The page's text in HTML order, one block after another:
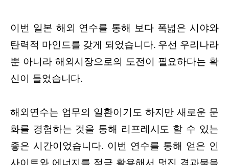
이번 일본 해외 연수를 통해 보다 폭넓은 시야와
탄력적 마인드를 갖게 되었습니다. 우선 우리나라
뿐 아니라 해외시장으로의 도전이 필요하다는 확
신이 들었습니다.
해외연수는 업무의 일환이기도 하지만 새로운 문
화를 경험하는 것을 통해 리프레시도 할 수 있는
좋은 시간이었습니다. 이번 연수를 통해 얻은 인
사이트와 에너지를 적극 활용해서 멋진 결과물을